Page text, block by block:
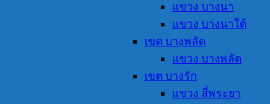
แขวง บางนา
แขวง บางนาใต้
เขต บางพลัด
แขวง บางพลัด
เขต บางรัก
แขวง สี่พระยา